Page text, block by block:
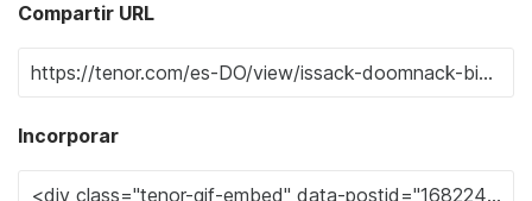
Compartir URL
Incorporar